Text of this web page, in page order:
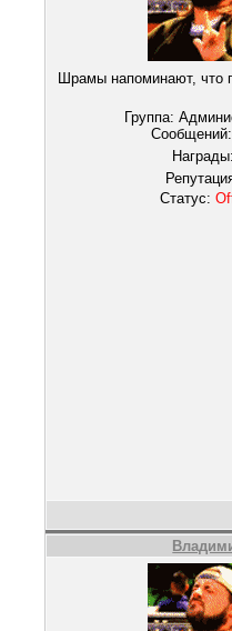
Шрамы напоминают, что
Группа:
Сообщений:
Награды:
Статус: